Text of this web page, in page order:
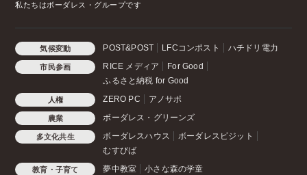
私たちはボーダレス・グループです
気候変動 POST&POST LFCコンポスト ハチドリ電力
市民参画 RICE メディア
For Good
ふるさと納税 for Good
人権 ZERO PC アノサポ
農業 ボーダレス・グリーンズ
多文化共生 ボーダレスハウス
ボーダレスビジット
むすびば
教育・子育て 夢中教室 小さな森の学童